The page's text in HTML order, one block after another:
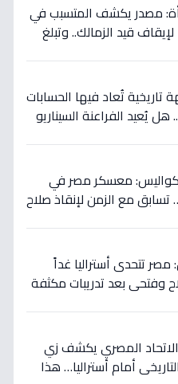
مصدر يكشف المتسبب في
القضية الـ16 لإيقاف قيد الزمالك.. وتبلغ
تُعاد فيها الحسابات
هل يُعيد الفراعنة السيناريو
معسكر مصر في
مع الزمن لإنقاذ صلاح
مصر تتحدى أستراليا غداً
وفتحي بعد تدريبات مكثفة
المصري يكشف زي
أمام أستراليا… هذا